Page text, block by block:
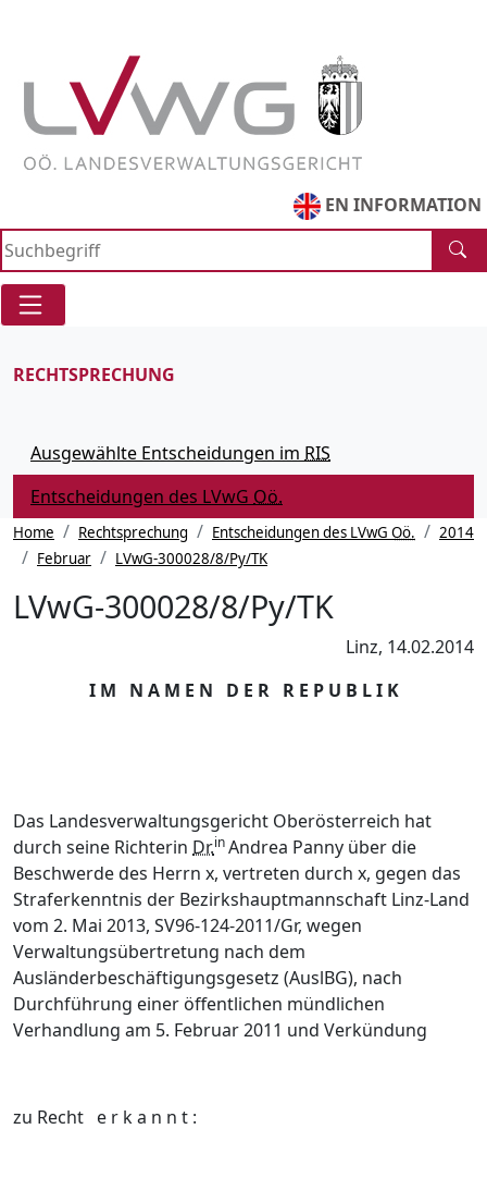
Accesskey
[1]
Accesskey
[2]
Inhaltsbereich
springen
Accesskey
[3]
EN INFORMATION
RECHTSPRECHUNG
Ausgewählte Entscheidungen im RIS
Entscheidungen des LVwG Oö.
Seite)
Home Rechtsprechung Entscheidungen des LVwG Oö.
2014
Februar
LVwG-300028/8/Py/TK
LVwG-300028/8/Py/TK
Linz, 14.02.2014
I M N A M E N D E R R E P U B L I K
Das Landesverwaltungsgericht Oberösterreich hat
durch seine Richterin Dr.inAndrea Panny über die
Beschwerde des Herrn x, vertreten durch x, gegen das
Straferkenntnis der Bezirkshauptmannschaft Linz-Land
vom 2. Mai 2013, SV96-124-2011/Gr, wegen
Verwaltungsübertretung nach dem
Ausländerbeschäftigungsgesetz (AuslBG), nach
Durchführung einer öffentlichen mündlichen
Verhandlung am 5. Februar 2011 und Verkündung
zu Recht e r k a n n t :